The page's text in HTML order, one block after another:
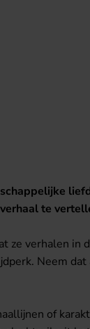
te
verhalen in
Neem
of